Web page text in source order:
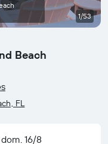
Beach
FL
dom. 16/8
1/53